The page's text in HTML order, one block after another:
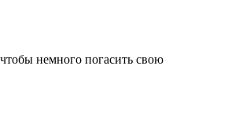
немного погасить свою